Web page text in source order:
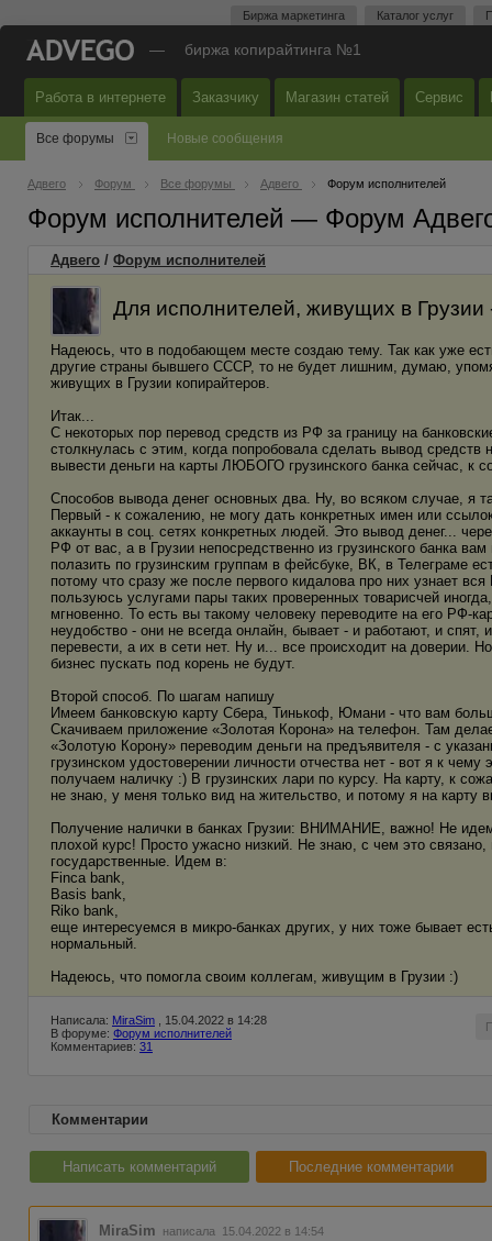
Биржа маркетинга Каталог услуг
— биржа копирайтинга №1
Работа в интернете Заказчику Магазин статей Сервис
Все форумы Новые сообщения
Адвего Форум Все форумы Адвего Форум исполнителей
Форум исполнителей — Форум
Адвего / Форум исполнителей
Для исполнителей, живущих в
Надеюсь, что в подобающем месте создаю тему. Так как уже
другие страны бывшего СССР, то не будет лишним, думаю,
живущих в Грузии копирайтеров.
Итак...
С некоторых пор перевод средств из РФ за границу на
столкнулась с этим, когда попробовала сделать вывод средств
вывести деньги на карты ЛЮБОГО грузинского банка сейчас, к
Способов вывода денег основных два. Ну, во всяком случае, я
Первый - к сожалению, не могу дать конкретных имен или
аккаунты в соц. сетях конкретных людей. Это вывод денег...
РФ от вас, а в Грузии непосредственно из грузинского банка
полазить по грузинским группам в фейсбуке, ВК, в Телеграме
потому что сразу же после первого кидалова про них узнает
пользуюсь услугами пары таких проверенных товарисчей
мгновенно. То есть вы такому человеку переводите на его РФ-
неудобство - они не всегда онлайн, бывает - и работают, и
перевести, а их в сети нет. Ну и... все происходит на доверии.
бизнес пускать под корень не будут.
Второй способ. По шагам напишу
Имеем банковскую карту Сбера, Тинькоф, Юмани - что вам
Скачиваем приложение «Золотая Корона» на телефон. Там
«Золотую Корону» переводим деньги на предъявителя - с
грузинском удостоверении личности отчества нет - вот я к
получаем наличку :) В грузинских лари по курсу. На карту, к
не знаю, у меня только вид на жительство, и потому я на карту
Получение налички в банках Грузии: ВНИМАНИЕ, важно! Не
плохой курс! Просто ужасно низкий. Не знаю, с чем это
государственные. Идем в:
Finca bank,
Basis bank,
Riko bank,
еще интересуемся в микро-банках других, у них тоже бывает
нормальный.
Надеюсь, что помогла своим коллегам, живущим в Грузии :)
Написала: MiraSim , 15.04.2022 в 14:28
В форуме: Форум исполнителей
Комментариев: 31
Комментарии
Написать комментарий Последние комментарии
MiraSim написала 15.04.2022 в 14:54